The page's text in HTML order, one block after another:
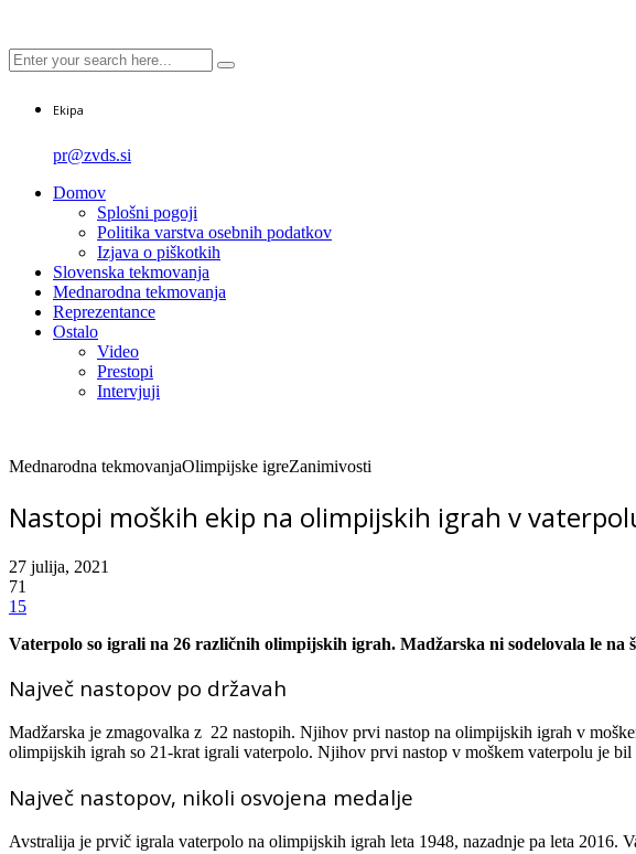
Ekipa
pr@zvds.si
Domov
Splošni pogoji
Politika varstva osebnih podatkov
Izjava o piškotkih
Slovenska tekmovanja
Mednarodna tekmovanja
Reprezentance
Ostalo
Video
Prestopi
Intervjuji
Mednarodna tekmovanjaOlimpijske igreZanimivosti
Nastopi moških ekip na olimpijskih igrah v
27 julija, 2021
71
15
Vaterpolo so igrali na 26 različnih olimpijskih igrah. Madžarska ni sodelovala le
Največ nastopov po državah
Madžarska je zmagovalka z 22 nastopih. Njihov prvi nastop na olimpijskih igrah v
olimpijskih igrah so 21-krat igrali vaterpolo. Njihov prvi nastop v moškem vaterpolu je bil
Največ nastopov, nikoli osvojena medalje
Avstralija je prvič igrala vaterpolo na olimpijskih igrah leta 1948, nazadnje pa leta